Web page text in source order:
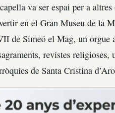
va ser espai per a
en el Gran Museu de la
de Simeó el Mag, un
revistes
de Santa Cristina